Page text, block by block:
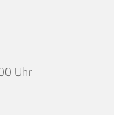
Uhr